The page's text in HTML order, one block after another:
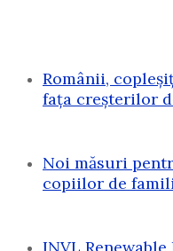
Românii,
fața creșterilor
Noi măsuri
copiilor de